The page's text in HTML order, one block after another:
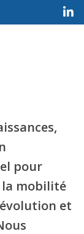
pour
la mobilité
et